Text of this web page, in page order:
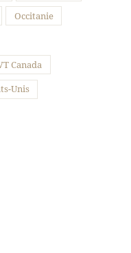
Occitanie
Canada
Unis